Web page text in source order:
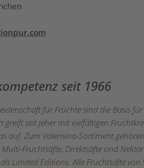
seit 1966
für Früchte sind die Basis
greift seit jeher mit vielfältigen
auf. Zum Valensina-Sortiment
Fruchtsäfte, Direktsäfte und
Limited Editions. Alle Fruchtsäfte